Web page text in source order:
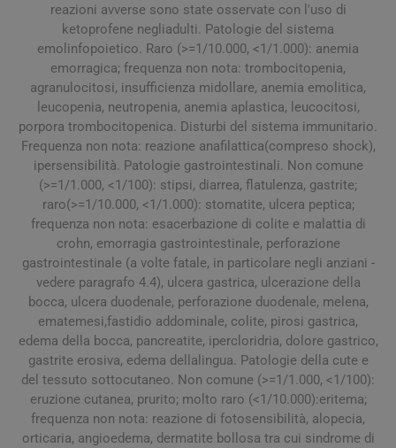
reazioni avverse sono state osservate con l'uso di
ketoprofene negliadulti. Patologie del sistema
emolinfopoietico. Raro (>=1/10.000, <1/1.000): anemia
emorragica; frequenza non nota: trombocitopenia,
agranulocitosi, insufficienza midollare, anemia emolitica,
leucopenia, neutropenia, anemia aplastica, leucocitosi,
porpora trombocitopenica. Disturbi del sistema immunitario.
Frequenza non nota: reazione anafilattica(compreso shock),
ipersensibilità. Patologie gastrointestinali. Non comune
(>=1/1.000, <1/100): stipsi, diarrea, flatulenza, gastrite;
raro(>=1/10.000, <1/1.000): stomatite, ulcera peptica;
frequenza non nota: esacerbazione di colite e malattia di
crohn, emorragia gastrointestinale, perforazione
gastrointestinale (a volte fatale, in particolare negli anziani -
vedere paragrafo 4.4), ulcera gastrica, ulcerazione della
bocca, ulcera duodenale, perforazione duodenale, melena,
ematemesi,fastidio addominale, colite, pirosi gastrica,
edema della bocca, pancreatite, ipercloridria, dolore gastrico,
gastrite erosiva, edema dellalingua. Patologie della cute e
del tessuto sottocutaneo. Non comune (>=1/1.000, <1/100):
eruzione cutanea, prurito; molto raro (<1/10.000):eritema;
frequenza non nota: reazione di fotosensibilità, alopecia,
orticaria, angioedema, dermatite bollosa tra cui sindrome di